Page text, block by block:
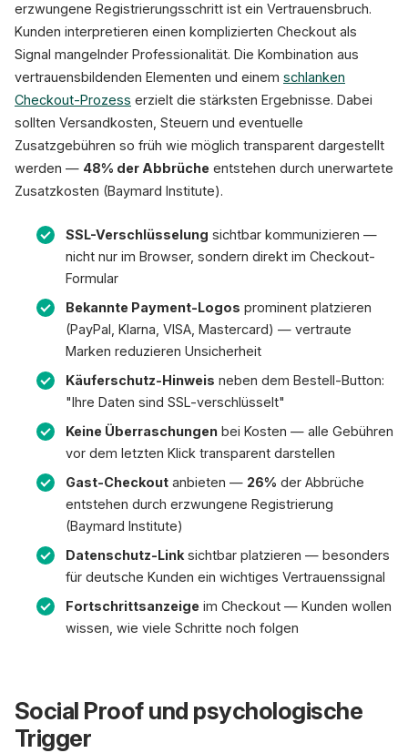
erzwungene Registrierungsschritt ist ein Vertrauensbruch.
Kunden interpretieren einen komplizierten Checkout als
Signal mangelnder Professionalität. Die Kombination aus
vertrauensbildenden Elementen und einem schlanken
Checkout-Prozess erzielt die stärksten Ergebnisse. Dabei
sollten Versandkosten, Steuern und eventuelle
Zusatzgebühren so früh wie möglich transparent dargestellt
werden — 48% der Abbrüche entstehen durch unerwartete
Zusatzkosten (Baymard Institute).
SSL-Verschlüsselung sichtbar kommunizieren —
nicht nur im Browser, sondern direkt im Checkout-
Formular
Bekannte Payment-Logos prominent platzieren
(PayPal, Klarna, VISA, Mastercard) — vertraute
Marken reduzieren Unsicherheit
Käuferschutz-Hinweis neben dem Bestell-Button:
"Ihre Daten sind SSL-verschlüsselt"
Keine Überraschungen bei Kosten — alle Gebühren
vor dem letzten Klick transparent darstellen
Gast-Checkout anbieten — 26% der Abbrüche
entstehen durch erzwungene Registrierung
(Baymard Institute)
Datenschutz-Link sichtbar platzieren — besonders
für deutsche Kunden ein wichtiges Vertrauenssignal
Fortschrittsanzeige im Checkout — Kunden wollen
wissen, wie viele Schritte noch folgen
Social Proof und psychologische
Trigger